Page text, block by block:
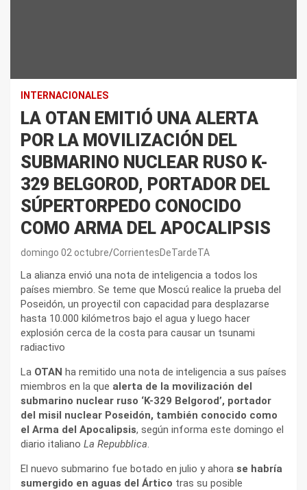
INTERNACIONALES
LA OTAN EMITIÓ UNA ALERTA
POR LA MOVILIZACIÓN DEL
SUBMARINO NUCLEAR RUSO K-
329 BELGOROD, PORTADOR DEL
SÚPERTORPEDO CONOCIDO
COMO ARMA DEL APOCALIPSIS
domingo 02 octubre CorrientesDeTardeTA
La alianza envió una nota de inteligencia a todos los
países miembro. Se teme que Moscú realice la prueba del
Poseidón, un proyectil con capacidad para desplazarse
hasta 10.000 kilómetros bajo el agua y luego hacer
explosión cerca de la costa para causar un tsunami
radiactivo
La OTAN ha remitido una nota de inteligencia a sus países
miembros en la que alerta de la movilización del
submarino nuclear ruso ‘K-329 Belgorod’, portador
del misil nuclear Poseidón, también conocido como
el Arma del Apocalipsis, según informa este domingo el
diario italiano La Repubblica.
El nuevo submarino fue botado en julio y ahora se habría
sumergido en aguas del Ártico tras su posible